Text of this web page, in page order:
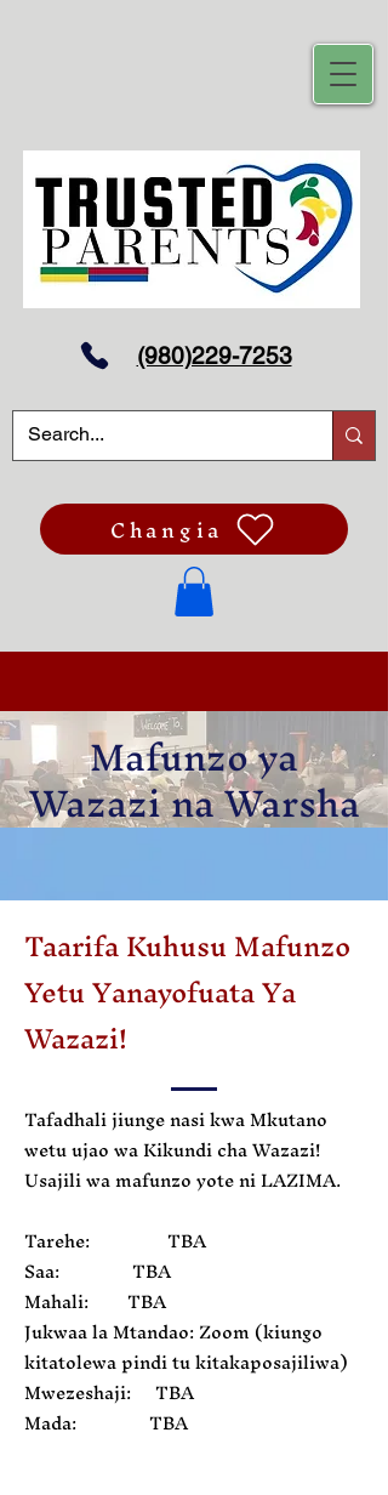
(980)229-7253
Changia
Mafunzo ya
Wazazi na Warsha
Taarifa Kuhusu Mafunzo
Yetu Yanayofuata Ya
Wazazi!
Tafadhali jiunge nasi kwa Mkutano
wetu ujao wa Kikundi cha Wazazi!
Usajili wa mafunzo yote ni LAZIMA.
Tarehe: TBA
Saa: TBA
Mahali: TBA
Jukwaa la Mtandao: Zoom (kiungo
kitatolewa pindi tu kitakaposajiliwa)
Mwezeshaji: TBA
Mada: TBA